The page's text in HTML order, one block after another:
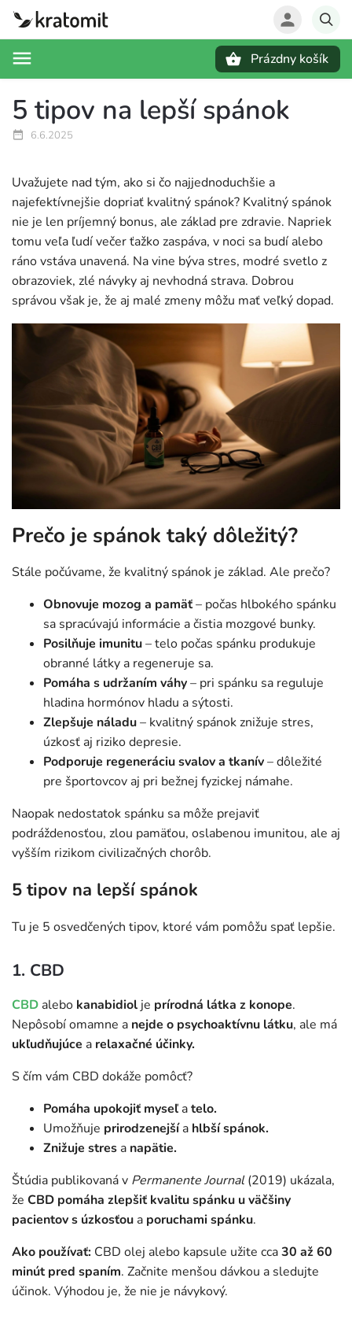
Prázdny košík
5 tipov na lepší spánok
6.6.2025
Uvažujete nad tým, ako si čo najjednoduchšie a
najefektívnejšie dopriať kvalitný spánok? Kvalitný spánok
nie je len príjemný bonus, ale základ pre zdravie. Napriek
tomu veľa ľudí večer ťažko zaspáva, v noci sa budí alebo
ráno vstáva unavená. Na vine býva stres, modré svetlo z
obrazoviek, zlé návyky aj nevhodná strava. Dobrou
správou však je, že aj malé zmeny môžu mať veľký dopad.
Prečo je spánok taký dôležitý?
Stále počúvame, že kvalitný spánok je základ. Ale prečo?
Obnovuje mozog a pamäť– počas hlbokého spánku
sa spracúvajú informácie a čistia mozgové bunky.
Posilňuje imunitu– telo počas spánku produkuje
obranné látky a regeneruje sa.
Pomáha s udržaním váhy– pri spánku sa reguluje
hladina hormónov hladu a sýtosti.
Zlepšuje náladu– kvalitný spánok znižuje stres,
úzkosť aj riziko depresie.
Podporuje regeneráciu svalov a tkanív– dôležité
pre športovcov aj pri bežnej fyzickej námahe.
Naopak nedostatok spánku sa môže prejaviť
podráždenosťou, zlou pamäťou, oslabenou imunitou, ale aj
vyšším rizikom civilizačných chorôb.
5 tipov na lepší spánok
Tu je 5 osvedčených tipov, ktoré vám pomôžu spať lepšie.
1. CBD
CBD alebo kanabidiol je prírodná látka z konope.
Nepôsobí omamne a nejde o psychoaktívnu látku, ale má
ukľudňujúce a relaxačné účinky.
S čím vám CBD dokáže pomôcť?
Pomáha upokojiť myseľ atelo.
Umožňuje prirodzenejšía hlbší spánok.
Znižuje stres a napätie.
Štúdia publikovaná v Permanente Journal(2019) ukázala,
že CBD pomáha zlepšiť kvalitu spánku u väčšiny
pacientov s úzkosťou a poruchami spánku.
Ako používať: CBD olej alebo kapsule užite cca30 až 60
minút pred spaním. Začnite menšou dávkou a sledujte
účinok. Výhodou je, že nie je návykový.